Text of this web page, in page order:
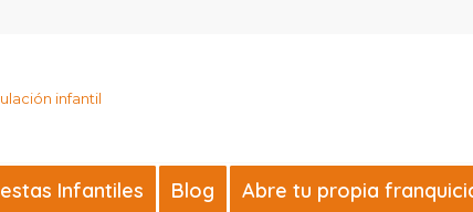
Infantiles Blog Abre tu propia